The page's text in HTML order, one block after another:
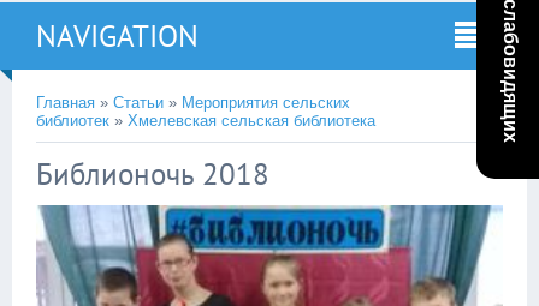
NAVIGATION
Главная » Статьи » Мероприятия сельских
библиотек » Хмелевcкая сельская библиотека
Библионочь 2018